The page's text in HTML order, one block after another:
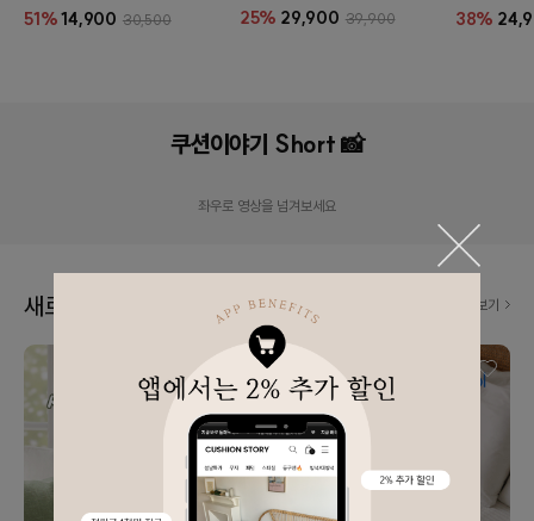
51%14,900 30,500 25% 29,900 39,900 38%
쿠션이야기 Short 📸
듀라론 파워냉감 등받이 등쿠션 (2color)
31%41,800원
좌우로 영상을 넘겨보세요
새로 나왔어요! 👀 더보기